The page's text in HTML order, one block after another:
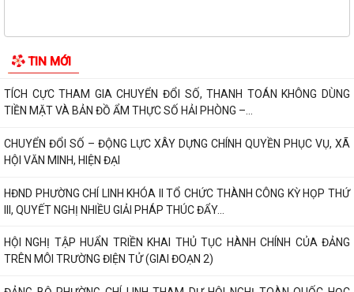
THÁNG 8, CHO Ý KIẾN NHIỀU NỘI DUNG QUAN TRỌNG
PHƯỜNG CHÍ LINH TRIỂN KHAI HIỆU QUẢ MÔ HÌNH "NGÀY THỨ NĂM
TỔ ĐẠI BIỂU SỐ 18 HĐND THÀNH PHỐ HẢI PHÒNG TIẾP XÚC CỬ TRI
ĐẨY MẠNH CHUYỂN ĐỔI SỐ NGÀNH GIÁO DỤC – HOÀN THÀNH CẤP
96 NĂM – CHẶNG ĐƯỜNG VẺ VANG, TỰ HÀO CỦA CÔNG TÁC TUYÊN
THÔNG BÁO Niêm yết công khai kết quả rà soát các đối tượng thuộc